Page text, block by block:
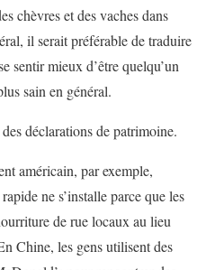
chèvres et des vaches dans
il serait préférable de traduire
sentir mieux d’être quelqu’un
sain en général.
déclarations de patrimoine.
américain, par exemple,
ne s’installe parce que les
de rue locaux au lieu
Chine, les gens utilisent des